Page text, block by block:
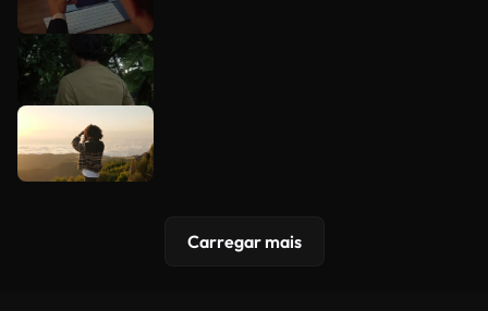
Carregar mais